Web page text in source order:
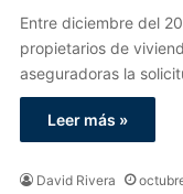
Entre diciembre del
propietarios de
aseguradoras la
Leer más »
David Rivera